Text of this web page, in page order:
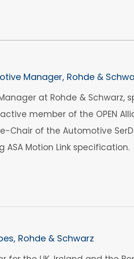
Manager, Rohde &
at Rohde & Schwarz,
member of the OPEN
Chair of the Automotive
Motion Link specification.
Rohde & Schwarz